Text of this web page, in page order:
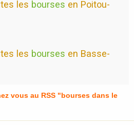
les bourses en Poitou-
les bourses en Basse-
vous au RSS "bourses dans le